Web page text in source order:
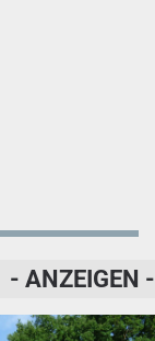
- ANZEIGEN -